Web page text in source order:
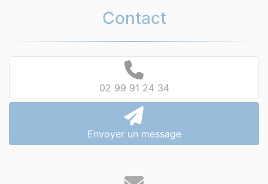
Contact
02 99 91 24 34
Envoyer un message